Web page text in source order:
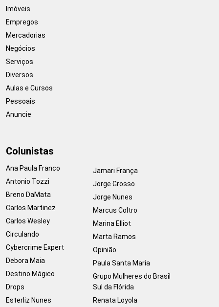
Imóveis
Empregos
Mercadorias
Negócios
Serviços
Diversos
Aulas e Cursos
Pessoais
Anuncie
Colunistas
Ana Paula Franco
Antonio Tozzi
Breno DaMata
Carlos Martinez
Carlos Wesley
Circulando
Cybercrime Expert
Debora Maia
Destino Mágico
Drops
Esterliz Nunes
Jamari França
Jorge Grosso
Jorge Nunes
Marcus Coltro
Marina Elliot
Marta Ramos
Opinião
Paula Santa Maria
Grupo Mulheres do Brasil
Sul da Flórida
Renata Loyola